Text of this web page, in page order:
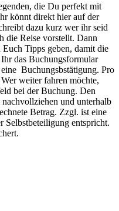
die Du perfekt mit
könnt direkt hier auf der
dazu kurz wer ihr seid
Reise vorstellt. Dann
Tipps geben, damit die
das Buchungsformular
Buchungsbstätigung. Pro
weiter fahren möchte,
bei der Buchung. Den
und unterhalb
Betrag. Zzgl. ist eine
Selbstbeteiligung entspricht.